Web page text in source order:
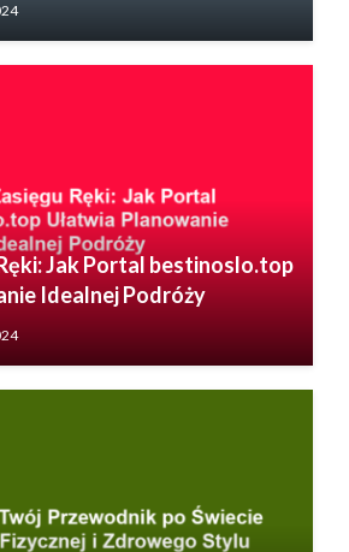
Jak Portal bestinoslo.top
Idealnej Podróży